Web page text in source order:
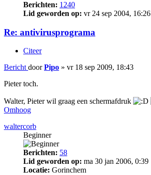
Berichten: 1240
Lid geworden op: vr 24 sep 2004, 16:26
Re: antivirusprograma
Citeer
Bericht doorPipo » vr 18 sep 2009, 18:43
Pieter toch.
Walter, Pieter wil graag een schermafdruk
Omhoog
waltercorb
Beginner
Berichten: 58
Lid geworden op: ma 30 jan 2006, 0:39
Locatie: Gorinchem